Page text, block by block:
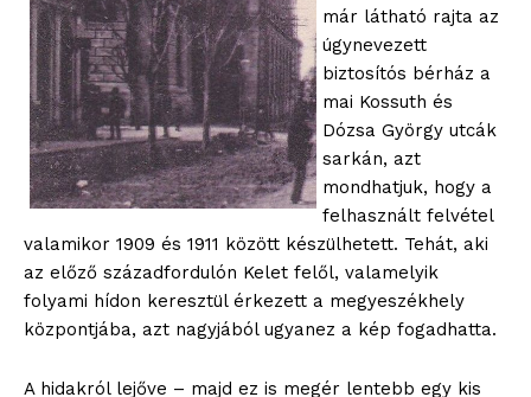
már látható rajta az
úgynevezett
biztosítós bérház a
mai Kossuth és
Dózsa György utcák
sarkán, azt
mondhatjuk, hogy a
felhasznált felvétel
valamikor 1909 és 1911 között készülhetett. Tehát, aki
az előző századfordulón Kelet felől, valamelyik
folyami hídon keresztül érkezett a megyeszékhely
központjába, azt nagyjából ugyanez a kép fogadhatta.
A hidakról lejőve – majd ez is megér lentebb egy kis